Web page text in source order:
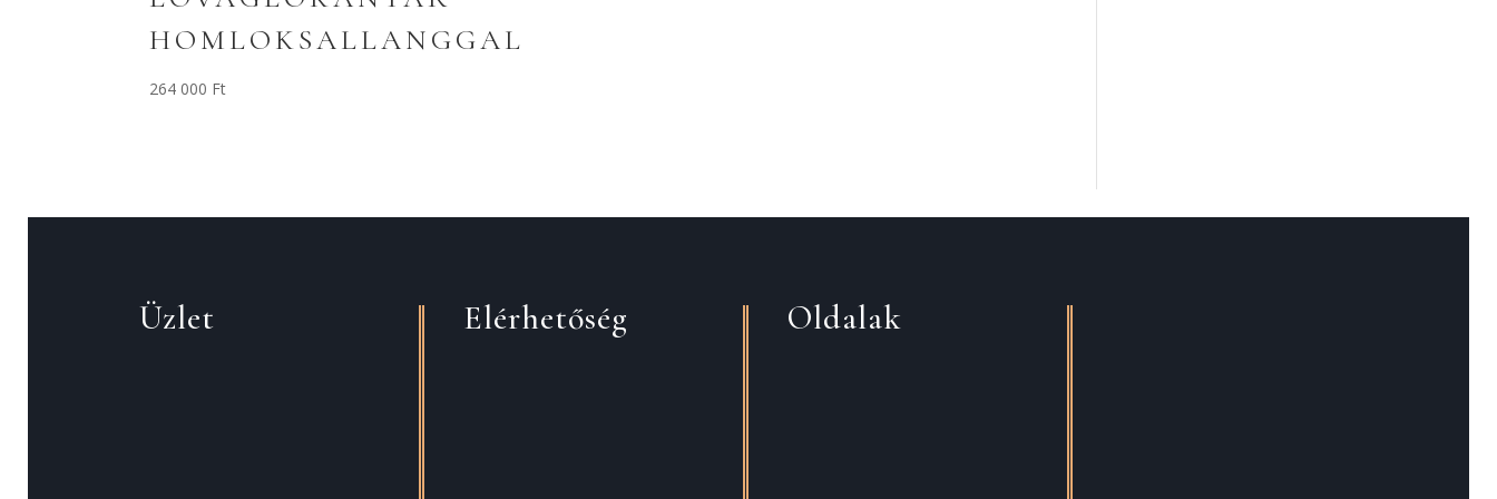
HOMLOKSALLANGGAL
264 000 Ft
Üzlet Elérhetőség Oldalak